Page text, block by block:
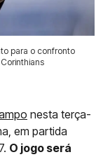
para o confronto
nesta terça-
em partida
O jogo será